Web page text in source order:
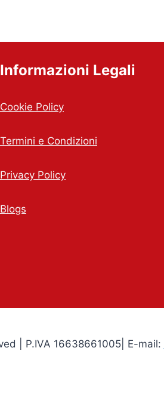
Informazioni Legali
Cookie Policy
Termini e Condizioni
Privacy Policy
Blogs
| P.IVA 16638661005| E-mail: